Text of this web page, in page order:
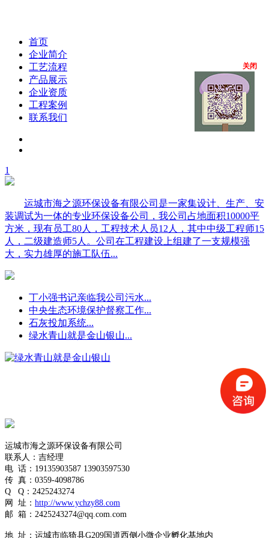
首页
企业简介
工艺流程
产品展示
企业资质
工程案例
联系我们
1
运城市海之源环保设备有限公司是一家集设计、生产、安
装调试为一体的专业环保设备公司，我公司占地面积10000平
方米，现有员工80人，工程技术人员12人，其中中级工程师15
人，二级建造师5人。公司在工程建设上组建了一支规模强
大，实力雄厚的施工队伍...
丁小强书记亲临我公司污水...
中央生态环境保护督察工作...
石灰投加系统...
绿水青山就是金山银山...
运城市海之源环保设备有限公司
联系人：吉经理
电 话：19135903587 13903597530
传 真：0359-4098786
Q Q ： 2425243274
网 址： http://www.ychzy88.com
邮 箱： 2425243274@qq.com.com
地 址：运城市临猗县G209国道西侧小微企业孵化基地内
关闭